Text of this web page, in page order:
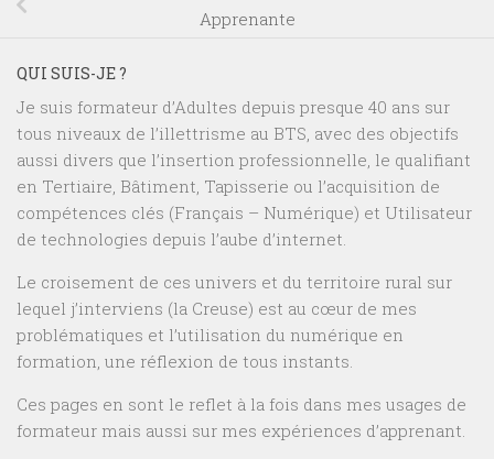
Apprenante
QUI SUIS-JE ?
Je suis formateur d’Adultes depuis presque 40 ans sur
tous niveaux de l’illettrisme au BTS, avec des objectifs
aussi divers que l’insertion professionnelle, le qualifiant
en Tertiaire, Bâtiment, Tapisserie ou l’acquisition de
compétences clés (Français – Numérique) et Utilisateur
de technologies depuis l’aube d’internet.
Le croisement de ces univers et du territoire rural sur
lequel j’interviens (la Creuse) est au cœur de mes
problématiques et l’utilisation du numérique en
formation, une réflexion de tous instants.
Ces pages en sont le reflet à la fois dans mes usages de
formateur mais aussi sur mes expériences d’apprenant.